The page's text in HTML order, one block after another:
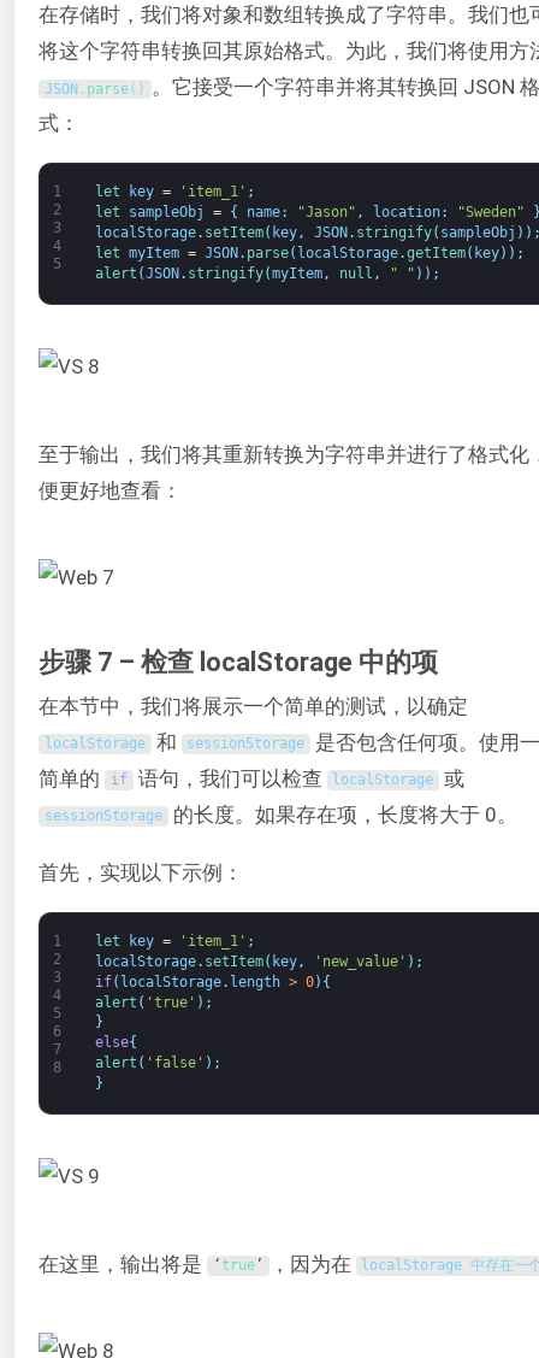
在存储时，我们将对象和数组转换成了字符串。我们也
将这个字符串转换回其原始格式。为此，我们将使用方
JSON . parse( ) 。它接受一个字符串并将其转换回 JSON 格
式：
1
2
3
4
5
let key = 'item_1' ;
let
sampleObj = { name: "Jason" , location: "Sweden"
localStorage. setItem( key, JSON . stringify( sampleObj ) )
let myItem = JSON. parse( localStorage.getItem( key) ) ;
alert (JSON. stringify(myItem, null , " " ) ) ;
至于输出，我们将其重新转换为字符串并进行了格式化
便更好地查看：
步骤 7 – 检查 localStorage 中的项
在本节中，我们将展示一个简单的测试，以确定
localStorage 和 sessionStorage
是否包含任何项。使用
简单的
if 语句，我们可以检查 localStorage 或
sessionStorage 的长度。如果存在项，长度将大于 0。
首先，实现以下示例：
1
2
3
4
5
6
7
8
let key = 'item_1' ;
localStorage. setItem( key, 'new_value' ) ;
if( localStorage. length > 0) {
alert ( 'true' ) ;
}
else{
alert ( 'false' ) ;
}
在这里，输出将是 ‘true’ ，因为在 localStorage 中存在一